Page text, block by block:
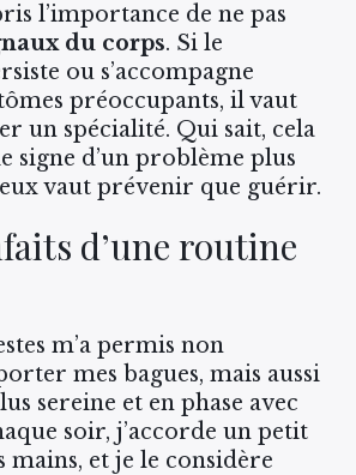
l’importance de ne pas
du corps. Si le
ou s’accompagne
préoccupants, il vaut
un spécialité. Qui sait, cela
signe d’un problème plus
vaut prévenir que guérir.
d’une routine
m’a permis non
mes bagues, mais aussi
sereine et en phase avec
soir, j’accorde un petit
mains, et je le considère